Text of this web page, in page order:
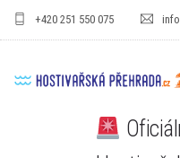
+420 251 550 075